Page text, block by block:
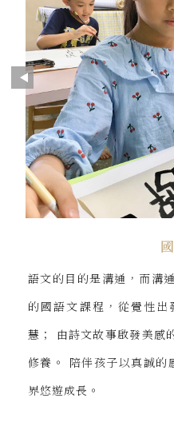
語文的目的是溝通，而溝
的國語文課程，從覺性
慧； 由詩文故事啟發美感
修養。 陪伴孩子以真誠的
界悠遊成長。